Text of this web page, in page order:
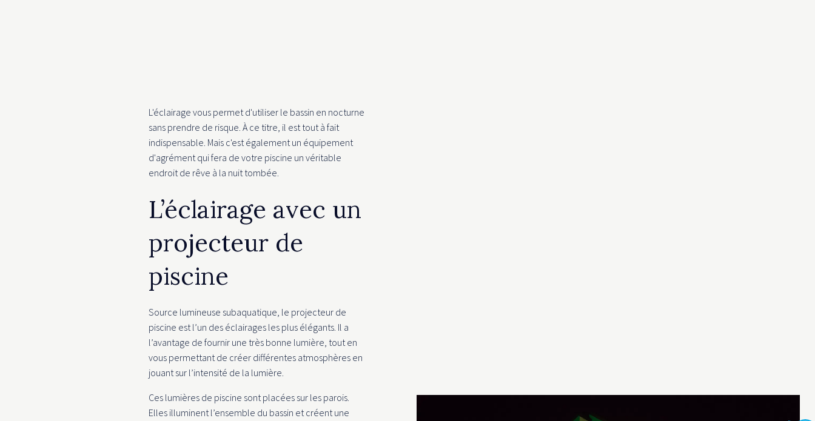
L'éclairage vous permet d'utiliser le bassin en nocturne
sans prendre de risque. À ce titre, il est tout à fait
indispensable. Mais c'est également un équipement
d'agrément qui fera de votre piscine un véritable
endroit de rêve à la nuit tombée.
L’éclairage avec un
projecteur de
piscine
Source lumineuse subaquatique, le projecteur de
piscine est l’un des éclairages les plus élégants. Il a
l’avantage de fournir une très bonne lumière, tout en
vous permettant de créer différentes atmosphères en
jouant sur l’intensité de la lumière.
Ces lumières de piscine sont placées sur les parois.
Elles illuminent l’ensemble du bassin et créent une